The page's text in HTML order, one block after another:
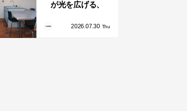
が光を広げる、
階LDKとインテリ
2026.07.30 Thu